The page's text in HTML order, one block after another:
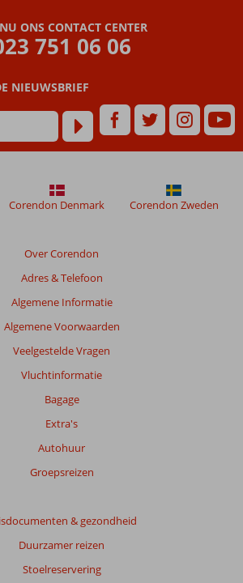
ONS CONTACT CENTER
751 06 06
NIEUWSBRIEF
Over Corendon
Adres & Telefoon
Algemene Informatie
Algemene Voorwaarden
Veelgestelde Vragen
Vluchtinformatie
Bagage
Extra's
Autohuur
Groepsreizen
& gezondheid
Duurzamer reizen
Stoelreservering
Corendon Denmark Corendon Zweden